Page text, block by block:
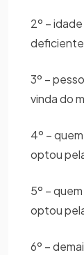
2º –
3º –
vinda do
4º –
optou
5º –
optou
6º –